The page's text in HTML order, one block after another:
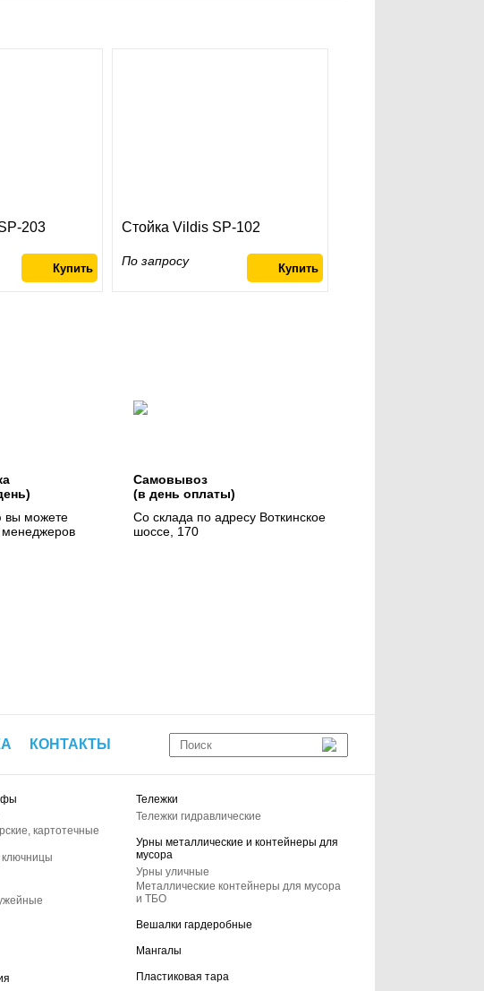
203 Стойка Vildis SP-102
По запросу
можете
менеджеров
Самовывоз
(в день оплаты)
Со склада по адресу Воткинское
шоссе, 170
КОНТАКТЫ
картотечные
Тележки
Тележки гидравлические
Урны металлические и контейнеры для
мусора
Урны уличные
Металлические контейнеры для мусора
и ТБО
Вешалки гардеробные
Мангалы
Пластиковая тара